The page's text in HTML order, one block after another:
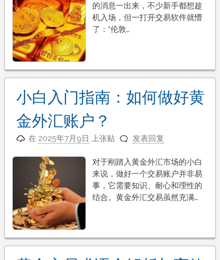
的消息一出来，不少新手都想趁
机入场，但一打开交易软件就懵
了：“伦敦…
小白入门指南：如何做好黄
金外汇账户？
在 2025年7月9日 上张贴 发表回复
对于刚踏入黄金外汇市场的小白
来说，做好一个交易账户并非易
事，它需要知识、耐心和理性的
结合。黄金外汇交易虽然充满…